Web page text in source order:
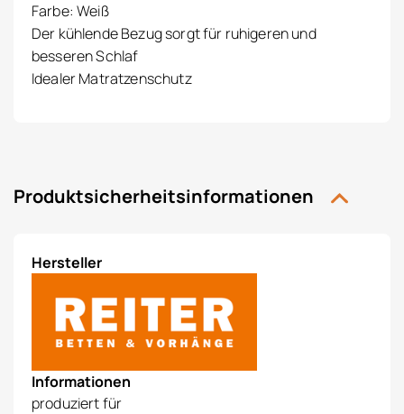
Farbe: Weiß
Der kühlende Bezug sorgt für ruhigeren und
besseren Schlaf
Idealer Matratzenschutz
Produktsicherheitsinformationen
Hersteller
Informationen
produziert für